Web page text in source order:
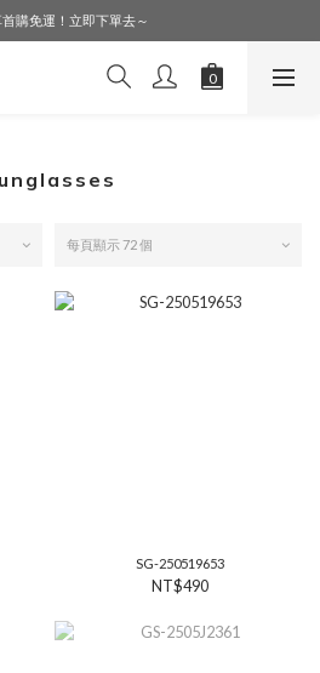
中，加入就送購物金$50！
購免運！立即下單去～
價，點擊登入查詢會員折扣！
每頁顯示 72 個
SG-250519653
NT$490